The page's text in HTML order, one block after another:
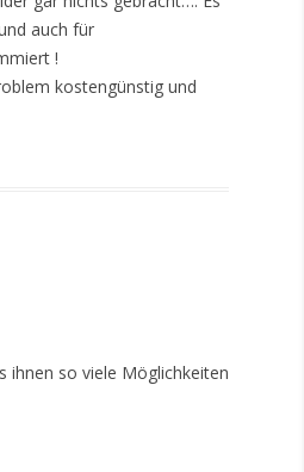
auch für
!
kostengünstig und
ihnen so viele Möglichkeiten